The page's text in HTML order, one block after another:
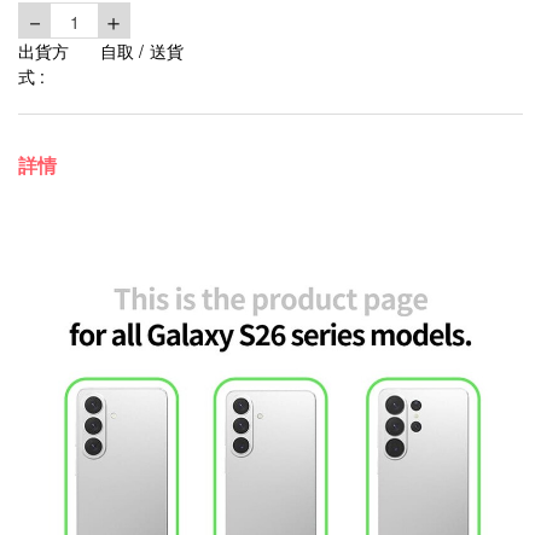
－ 1 ＋
出貨方
式 :
自取 / 送貨
詳情